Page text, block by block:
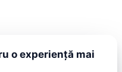
mondena
o experiență mai